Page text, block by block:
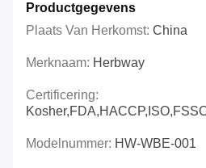
Productgegevens
Plaats Van Herkomst: China
Merknaam: Herbway
Certificering:
Modelnummer: HW-WBE-001